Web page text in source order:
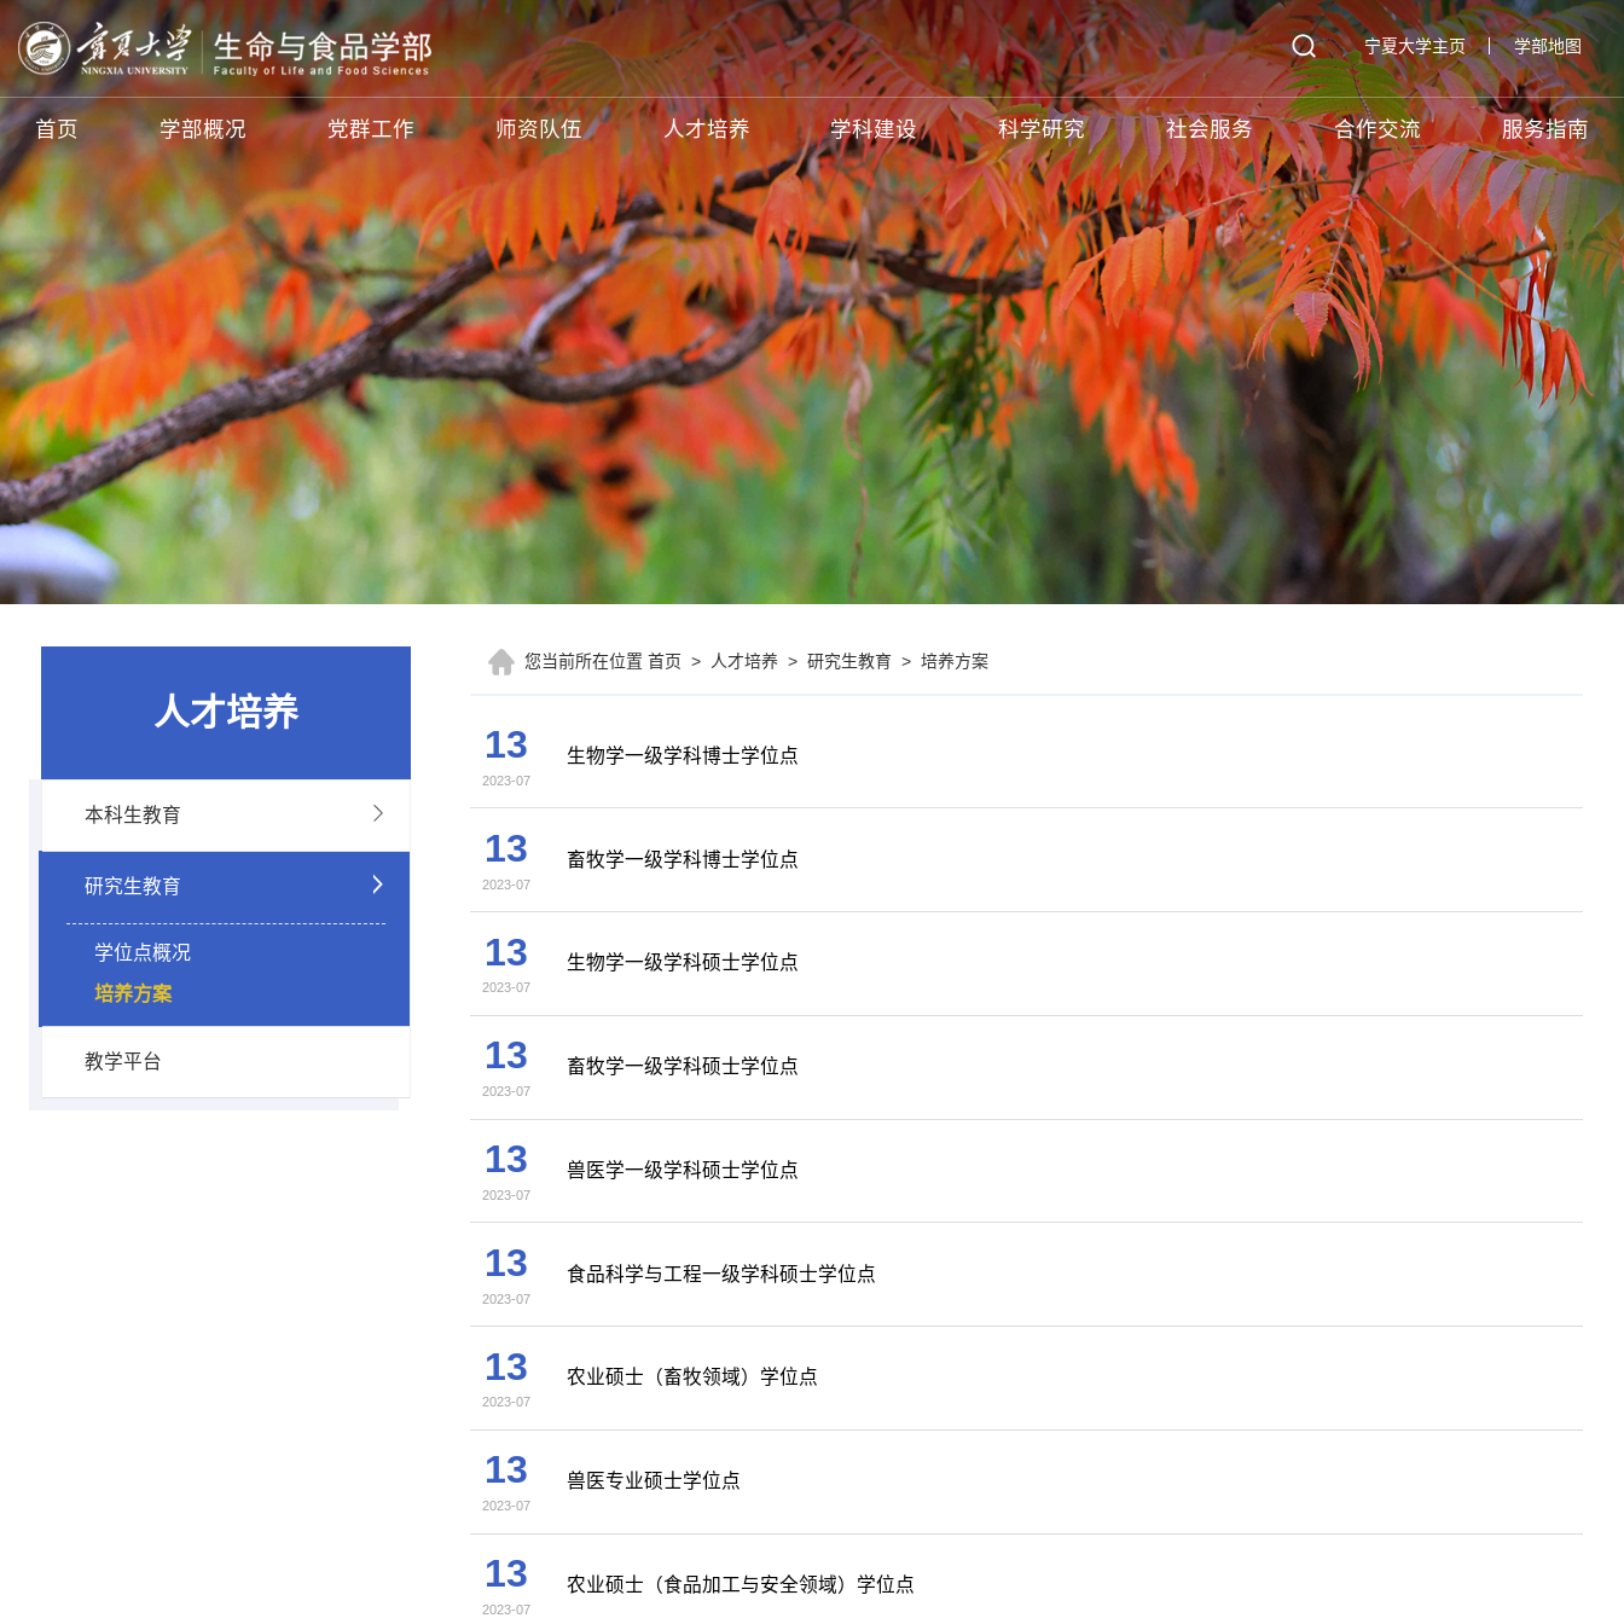
宁夏大学主页 学部地图
首页 学部概况 党群工作 师资队伍 人才培养 学科建设 科学研究 社会服务 合作交流 服务指南
人才培养
本科生教育
研究生教育
学位点概况
培养方案
教学平台
您当前所在位置首页 > 人才培养 > 研究生教育 > 培养方案
13
2023-07
生物学一级学科博士学位点
13
2023-07
畜牧学一级学科博士学位点
13
2023-07
生物学一级学科硕士学位点
13
2023-07
畜牧学一级学科硕士学位点
13
2023-07
兽医学一级学科硕士学位点
13
2023-07
食品科学与工程一级学科硕士学位点
13
2023-07
农业硕士（畜牧领域）学位点
13
2023-07
兽医专业硕士学位点
13
2023-07
农业硕士（食品加工与安全领域）学位点